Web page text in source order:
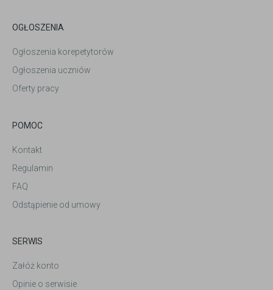
OGŁOSZENIA
Ogłoszenia korepetytorów
Ogłoszenia uczniów
Oferty pracy
POMOC
Kontakt
Regulamin
FAQ
Odstąpienie od umowy
SERWIS
Załóż konto
Opinie o serwisie